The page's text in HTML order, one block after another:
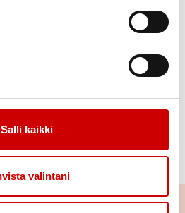
Salli kaikki
valintani
ihan uudella tavalla.”
voikin olla näin arkista.”
tästä.
-dialogikeskustelun